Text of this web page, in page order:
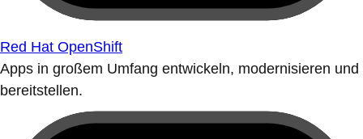
Red Hat OpenShift
Apps in großem Umfang entwickeln, modernisieren und
bereitstellen.